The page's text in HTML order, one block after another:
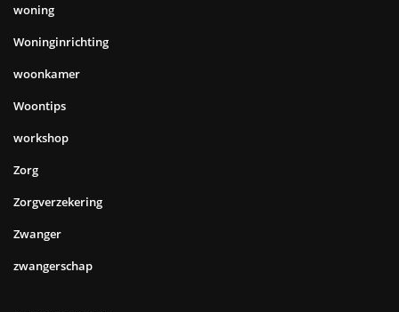
woning
Woninginrichting
woonkamer
Woontips
workshop
Zorg
Zorgverzekering
Zwanger
zwangerschap